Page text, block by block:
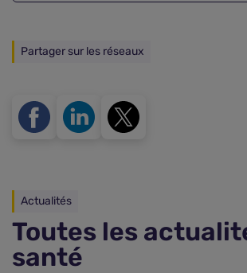
Partager sur les réseaux
Actualités
Toutes les
santé